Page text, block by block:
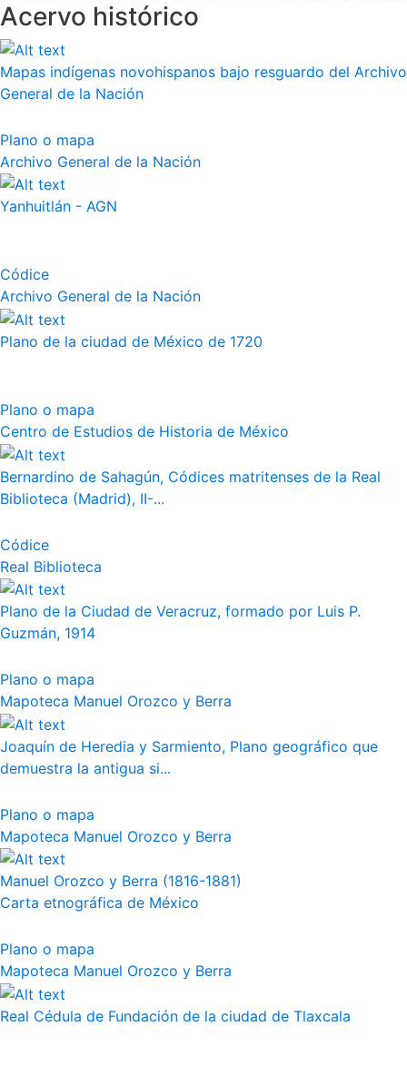
Acervo histórico
Mapas indígenas novohispanos bajo resguardo del Archivo
General de la Nación
Plano o mapa
Archivo General de la Nación
Yanhuitlán - AGN
Códice
Archivo General de la Nación
Plano de la ciudad de México de 1720
Plano o mapa
Centro de Estudios de Historia de México
Bernardino de Sahagún, Códices matritenses de la Real
Biblioteca (Madrid), II-...
Códice
Real Biblioteca
Plano de la Ciudad de Veracruz, formado por Luis P.
Guzmán, 1914
Plano o mapa
Mapoteca Manuel Orozco y Berra
Joaquín de Heredia y Sarmiento, Plano geográfico que
demuestra la antigua si...
Plano o mapa
Mapoteca Manuel Orozco y Berra
Manuel Orozco y Berra (1816-1881)
Carta etnográfica de México
Plano o mapa
Mapoteca Manuel Orozco y Berra
Real Cédula de Fundación de la ciudad de Tlaxcala